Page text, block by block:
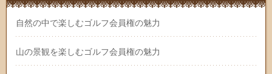
自然の中で楽しむゴルフ会員権の魅力
山の景観を楽しむゴルフ会員権の魅力